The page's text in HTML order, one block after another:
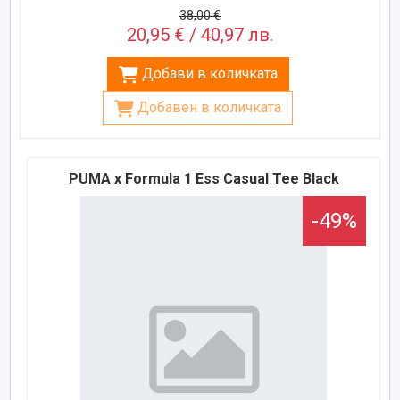
38,00 €
20,95 € / 40,97 лв.
Добави в количката
Добавен в количката
PUMA x Formula 1 Ess Casual Tee Black
-49%